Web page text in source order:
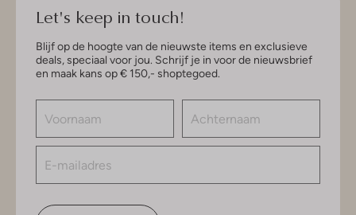
Let's keep in touch!
Blijf op de hoogte van de nieuwste items en exclusieve
deals, speciaal voor jou. Schrijf je in voor de nieuwsbrief
en maak kans op € 150,- shoptegoed.